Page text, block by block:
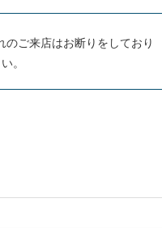
ご来店はお断りをしており
。